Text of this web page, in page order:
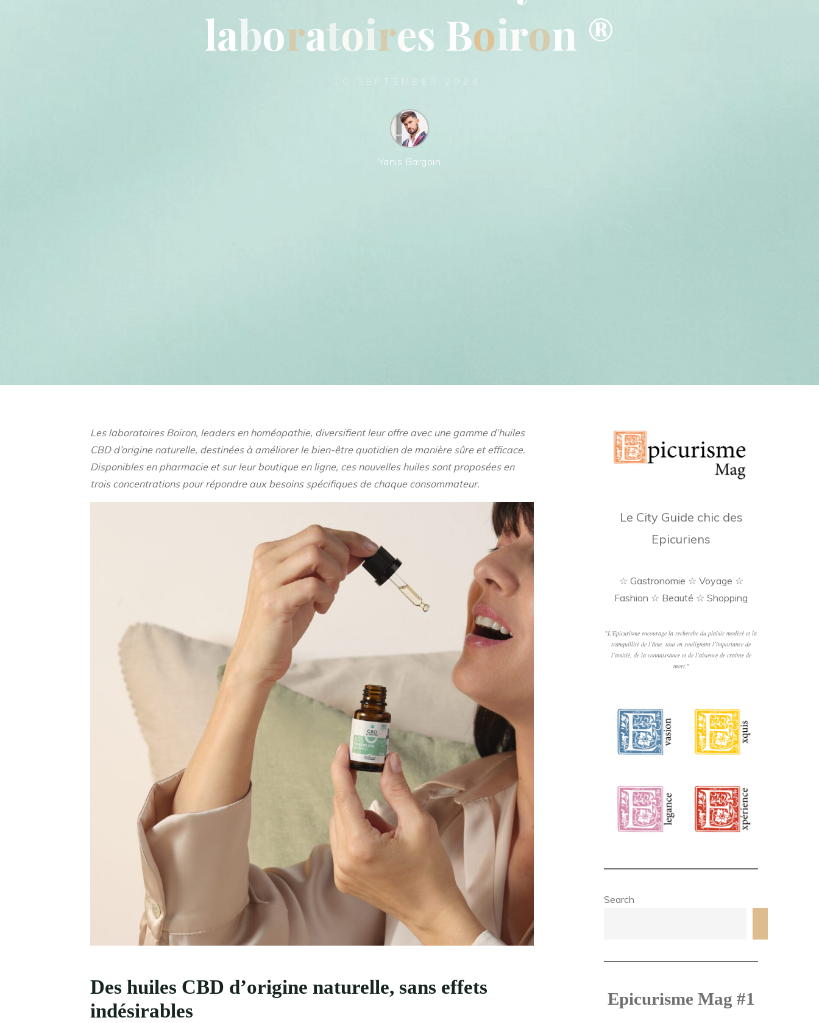
laboratoires Boiron ®
10 SEPTEMBER 2024
Yanis Bargoin
Les laboratoires Boiron, leaders en homéopathie, diversifient leur offre avec une gamme d’huiles
CBD d’origine naturelle, destinées à améliorer le bien-être quotidien de manière sûre et efficace.
Disponibles en pharmacie et sur leur boutique en ligne, ces nouvelles huiles sont proposées en
trois concentrations pour répondre aux besoins spécifiques de chaque consommateur.
Des huiles CBD d’origine naturelle, sans effets
indésirables
Le City Guide chic des
Epicuriens
☆ Gastronomie ☆ Voyage ☆
Fashion ☆ Beauté ☆ Shopping
"L'Epicurisme encourage la recherche du plaisir modéré et la
tranquillité de l’âme, tout en soulignant l’importance de
l’amitié, de la connaissance et de l’absence de crainte de
mort. "
Search
Epicurisme Mag #1